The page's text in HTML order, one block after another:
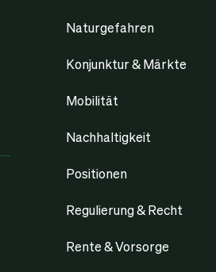
Naturgefahren
Konjunktur & Märkte
Mobilität
Nachhaltigkeit
Positionen
Regulierung & Recht
Rente & Vorsorge